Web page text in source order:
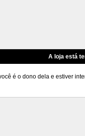
A loja está
é o dono dela e estiver